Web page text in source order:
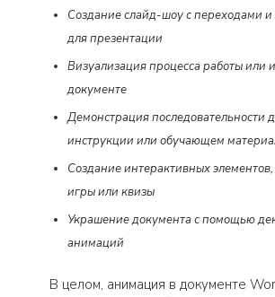
Создание слайд-шоу с переходами
для презентации
Визуализация процесса работы или
документе
Демонстрация последовательности
инструкции или обучающем
Создание интерактивных элементов,
игры или квизы
Украшение документа с помощью
анимаций
В целом, анимация в документе